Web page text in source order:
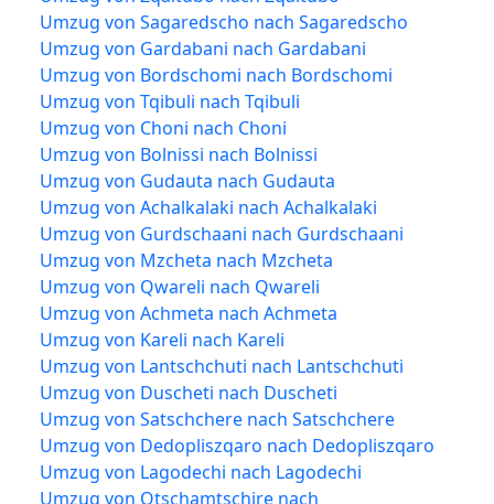
Umzug von Sagaredscho nach Sagaredscho
Umzug von Gardabani nach Gardabani
Umzug von Bordschomi nach Bordschomi
Umzug von Tqibuli nach Tqibuli
Umzug von Choni nach Choni
Umzug von Bolnissi nach Bolnissi
Umzug von Gudauta nach Gudauta
Umzug von Achalkalaki nach Achalkalaki
Umzug von Gurdschaani nach Gurdschaani
Umzug von Mzcheta nach Mzcheta
Umzug von Qwareli nach Qwareli
Umzug von Achmeta nach Achmeta
Umzug von Kareli nach Kareli
Umzug von Lantschchuti nach Lantschchuti
Umzug von Duscheti nach Duscheti
Umzug von Satschchere nach Satschchere
Umzug von Dedopliszqaro nach Dedopliszqaro
Umzug von Lagodechi nach Lagodechi
Umzug von Otschamtschire nach